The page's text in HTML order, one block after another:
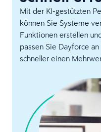
Mit der KI-gestützten
können Sie Systeme
Funktionen erstellen
passen Sie Dayforce
schneller einen